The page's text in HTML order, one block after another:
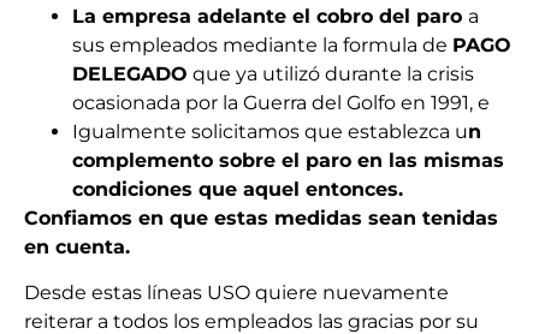
La empresa adelante el cobro del paro a
sus empleados mediante la formula de PAGO
DELEGADO que ya utilizó durante la crisis
ocasionada por la Guerra del Golfo en 1991, e
Igualmente solicitamos que establezca un
complemento sobre el paro en las mismas
condiciones que aquel entonces.
Confiamos en que estas medidas sean tenidas
en cuenta.
Desde estas líneas USO quiere nuevamente
reiterar a todos los empleados las gracias por su